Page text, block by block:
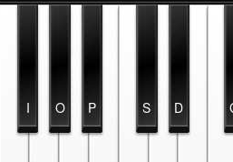
I O P S D